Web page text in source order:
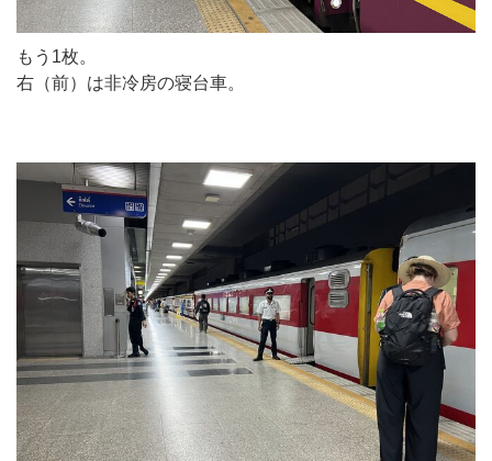
もう1枚。
右（前）は非冷房の寝台車。